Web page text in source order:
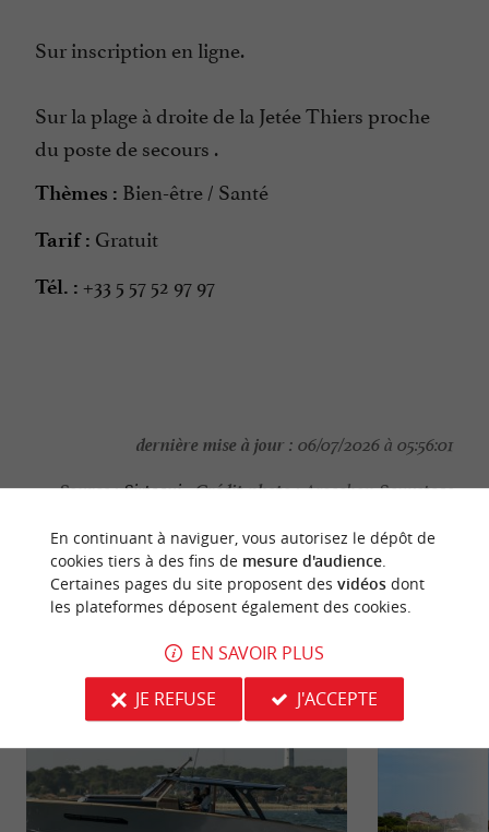
Sur inscription en ligne.
Sur la plage à droite de la Jetée Thiers proche
du poste de secours .
Thèmes : Bien-être / Santé
Tarif : Gratuit
Tél. : +33 5 57 52 97 97
dernière mise à jour : 06/07/2026 à 05:56:01
Source :Sirtaqui-Crédit photo :Arcachon Sauvetage
NOUS AVONS TESTÉPOUR VOUS
En continuant à naviguer, vous autorisez le dépôt de
cookies tiers à des fins de mesure d'audience.
Certaines pages du site proposent des vidéosdont
les plateformes déposent également des cookies.
EN SAVOIR PLUS
JE REFUSE
J'ACCEPTE